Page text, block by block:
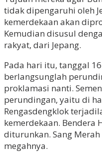
tidak dipengaruhi oleh
kemerdekaan akan
Kemudian disusul
rakyat, dari Jepang.
Pada hari itu, tanggal
berlangsunglah
proklamasi nanti.
perundingan, yaitu di
Rengasdengklok
kemerdekaan. Bendera
diturunkan. Sang
megahnya.